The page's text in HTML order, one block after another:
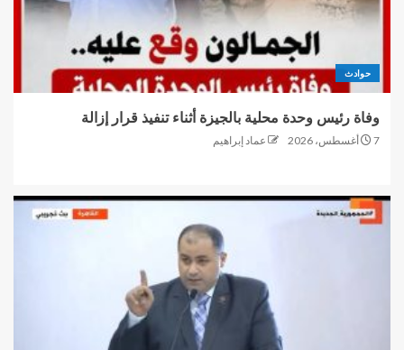
حوادث
وفاة رئيس وحدة محلية بالجيزة أثناء تنفيذ قرار إزالة
7 أغسطس، 2026 عماد إبراهيم